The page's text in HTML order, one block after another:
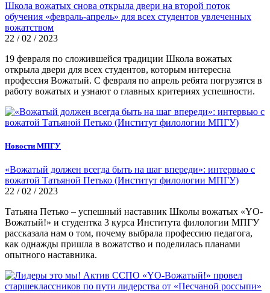
Школа вожатых снова открыла двери на второй поток
обучения «февраль-апрель» для всех студентов увлеченных
вожатством
22 / 02 / 2023
19 февраля по сложившейся традиции Школа вожатых
открыла двери для всех студентов, которым интересна
профессия Вожатый. С февраля по апрель ребята погрузятся в
работу вожатых и узнают о главных критериях успешности.
Новости МПГУ
«Вожатый должен всегда быть на шаг впереди»: интервью с
вожатой Татьяной Петько (Институт филологии МПГУ)
22 / 02 / 2023
Татьяна Петько – успешный наставник Школы вожатых «YO-
Вожатый!» и студентка 3 курса Института филологии МПГУ
рассказала нам о том, почему выбрала профессию педагога,
как однажды пришла в вожатство и поделилась планами
опытного наставника.